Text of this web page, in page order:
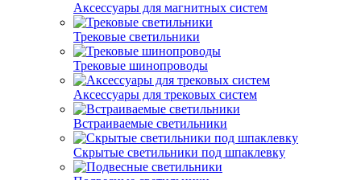
Аксессуары для магнитных систем
Трековые светильники
Трековые шинопроводы
Аксессуары для трековых систем
Встраиваемые светильники
Скрытые светильники под шпаклевку